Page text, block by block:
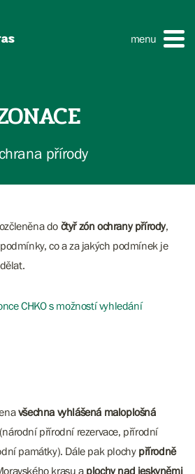
menu
přírody
do čtyř zón ochrany přírody,
co a za jakých podmínek je
CHKO s možností vyhledání
všechna vyhlášená maloplošná
přírodní rezervace, přírodní
památky). Dále pak plochy přírodně
krasu a plochy nad jeskyněmi